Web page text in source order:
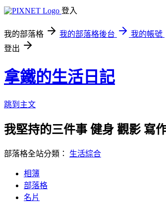
登入
我的部落格 我的部落格後台
我的帳號
登出
拿鐵的生活日記
跳到主文
我堅持的三件事 健身 觀影 寫
部落格全站分類： 生活綜合
相簿
部落格
名片